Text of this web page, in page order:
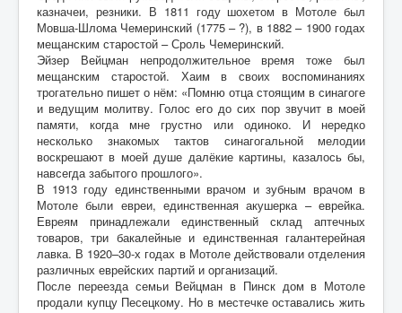
казначеи, резники. В 1811 году шохетом в Мотоле был
Мовша-Шлома Чемеринский (1775 – ?), в 1882 – 1900 годах
мещанским старостой – Сроль Чемеринский.
Эйзер Вейцман непродолжительное время тоже был
мещанским старостой. Хаим в своих воспоминаниях
трогательно пишет о нём: «Помню отца стоящим в синагоге
и ведущим молитву. Голос его до сих пор звучит в моей
памяти, когда мне грустно или одиноко. И нередко
несколько знакомых тактов синагогальной мелодии
воскрешают в моей душе далёкие картины, казалось бы,
навсегда забытого прошлого».
В 1913 году единственными врачом и зубным врачом в
Мотоле были евреи, единственная акушерка – еврейка.
Евреям принадлежали единственный склад аптечных
товаров, три бакалейные и единственная галантерейная
лавка. В 1920–30-х годах в Мотоле действовали отделения
различных еврейских партий и организаций.
После переезда семьи Вейцман в Пинск дом в Мотоле
продали купцу Песецкому. Но в местечке оставались жить